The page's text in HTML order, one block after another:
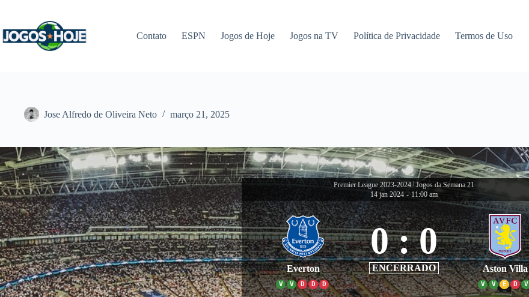
conteúdo
Contato ESPN Jogos de Hoje Jogos na TV Política de Privacidade Termos de Uso
Jose Alfredo de Oliveira Neto março 21, 2025
Premier League 2023-2024 Jogos da Semana 21
14 jan 2024 - 11:00 am
Everton
V V D D D
0 : 0
ENCERRADO Aston Villa
V V E D V